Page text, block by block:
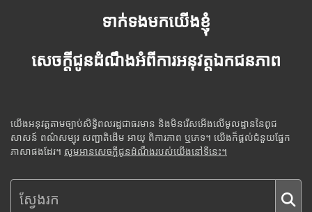
ទាក់ទងមកយើងខ្ញុំ
សេចក្តីជូនដំណឹងអំពីការអនុវត្តឯកជនភាព
យើងអនុវត្តតាមច្បាប់សិទ្ធិពលរដ្ឋជាធរមាន និងមិនរើសអើងលើមូលដ្ឋាននៃពូជ
សាសន៍ ពណ៌សម្បុរ សញ្ជាតិដើម អាយុ ពិការភាព ឬភេទ។ យើងក៏ផ្តល់ជំនួយផ្នែក
ភាសាផងដែរ។ សូមអានសេចក្តីជូនដំណឹងរបស់យើងនៅទីនេះ។